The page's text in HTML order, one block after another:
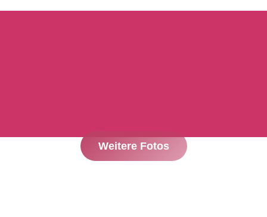
Weitere Fotos